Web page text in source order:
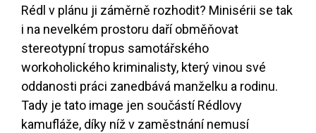
Rédl v plánu ji záměrně rozhodit? Minisérii se tak
i na nevelkém prostoru daří obměňovat
stereotypní tropus samotářského
workoholického kriminalisty, který vinou své
oddanosti práci zanedbává manželku a rodinu.
Tady je tato image jen součástí Rédlovy
kamufláže, díky níž v zaměstnání nemusí